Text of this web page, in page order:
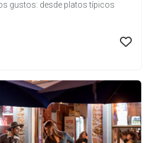
gustos: desde platos típicos